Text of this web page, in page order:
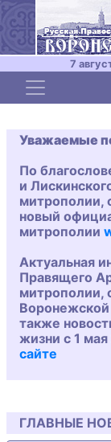
7
Toggle
Уважаемые
По
и
митрополии,
новый
митрополии
Актуальная
Правящего
митрополии,
также
жизни с 1
сайте
ГЛАВНЫЕ